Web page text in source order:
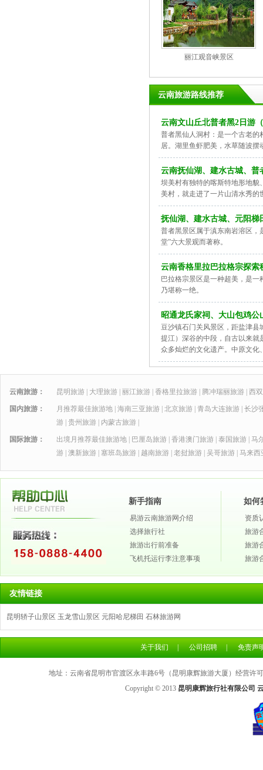
丽江观音峡景区
云南旅游路线推荐
云南文山丘北普者黑2日游
普者黑仙人洞村：是一个古老的
居。湖里鱼虾肥美，水草随波摆
云南抚仙湖、建水古城、普
坝美村有独特的喀斯特地形地貌
美村，就走进了一片山清水秀的
抚仙湖、建水古城、元阳梯
普者黑景区属于滇东南岩溶区，
堂”六大景观而著称。
云南香格里拉巴拉格宗探索
巴拉格宗景区是一种超美，是
乃堪称一绝。
昭通龙氏家祠、大山包鸡
豆沙镇石门关风景区，距盐津县
提江）深谷的中段，自古以来就
众多灿烂的文化遗产。中原文化
云南旅游： 昆明旅游 大理旅游 丽江旅游 香格里拉旅游 腾冲瑞丽旅游 西
国内旅游： 月推荐最佳旅游地 海南三亚旅游 北京旅游 青岛大连旅游 长沙
游 贵州旅游 内蒙古旅游
国际旅游： 出境月推荐最佳旅游地 巴厘岛旅游 香港澳门旅游 泰国旅游 马
游 澳新旅游 塞班岛旅游 越南旅游 老挝旅游 吴哥旅游 马来西
新手指南
易游云南旅游网介绍
选择旅行社
旅游出行前准备
飞机托运行李注意事项
如何
资质
旅游
旅游
旅游
友情链接
昆明轿子山景区 玉龙雪山景区 元阳哈尼梯田 石林旅游网
关于我们 公司招聘 免责声
地址：云南省昆明市官渡区永丰路6号（昆明康辉旅游大厦）经营许
Copyright © 2013 昆明康辉旅行社有限公司